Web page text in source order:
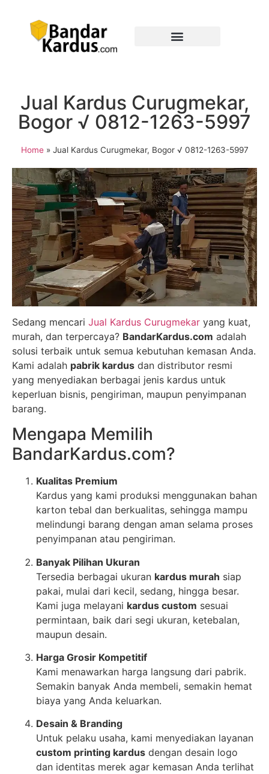
Jual Kardus Curugmekar,
Bogor √ 0812-1263-5997
Home» Jual Kardus Curugmekar, Bogor √ 0812-1263-5997
Sedang mencari Jual Kardus Curugmekar yang kuat,
murah, dan terpercaya? BandarKardus.com adalah
solusi terbaik untuk semua kebutuhan kemasan Anda.
Kami adalah pabrik kardus dan distributor resmi
yang menyediakan berbagai jenis kardus untuk
keperluan bisnis, pengiriman, maupun penyimpanan
barang.
Mengapa Memilih
BandarKardus.com?
Kualitas Premium
Kardus yang kami produksi menggunakan bahan
karton tebal dan berkualitas, sehingga mampu
melindungi barang dengan aman selama proses
penyimpanan atau pengiriman.
Banyak Pilihan Ukuran
Tersedia berbagai ukuran kardus murah siap
pakai, mulai dari kecil, sedang, hingga besar.
Kami juga melayani kardus custom sesuai
permintaan, baik dari segi ukuran, ketebalan,
maupun desain.
Harga Grosir Kompetitif
Kami menawarkan harga langsung dari pabrik.
Semakin banyak Anda membeli, semakin hemat
biaya yang Anda keluarkan.
Desain & Branding
Untuk pelaku usaha, kami menyediakan layanan
custom printing kardus dengan desain logo
dan identitas merek agar kemasan Anda terlihat